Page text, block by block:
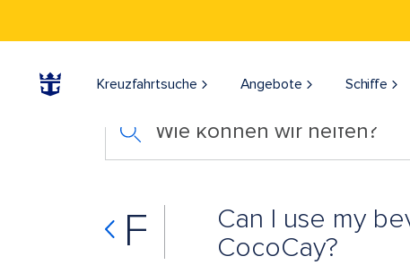
Kreuzfahrtsuche Angebote Schiffe
Wie können wir helfen?
F
Can I use my
CocoCay?